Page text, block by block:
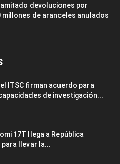
devoluciones por
millones de aranceles anulados
ITSC firman acuerdo para
de investigación...
17T llega a República
para llevar la...